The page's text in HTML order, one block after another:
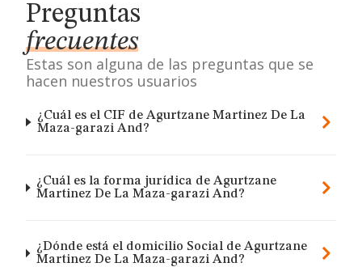
Preguntas
frecuentes
Estas son alguna de las preguntas que se
hacen nuestros usuarios
¿Cuál es el CIF de Agurtzane Martinez De La
Maza-garazi And?
¿Cuál es la forma jurídica de Agurtzane
Martinez De La Maza-garazi And?
¿Dónde está el domicilio Social de Agurtzane
Martinez De La Maza-garazi And?